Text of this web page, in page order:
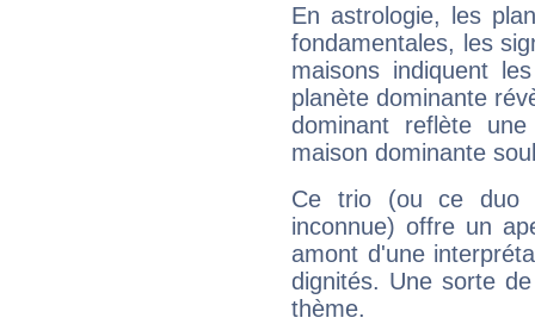
En astrologie, les
fondamentales, les
maisons indiquent
planète dominante
dominant reflète
maison dominante
Ce trio (ou ce duo
inconnue) offre un
amont d'une
dignités. Une sorte
thème.